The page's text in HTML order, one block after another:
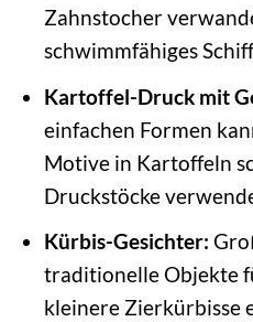
Zahnstocher
schwimmfähiges
Kartoffel-Druck mit
einfachen Formen
Motive in Kartoffeln
Druckstöcke
Kürbis-Gesichter:
traditionelle Objekte
kleinere Zierkürbisse